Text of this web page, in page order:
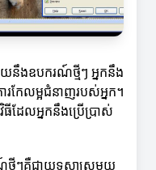
យនឹងឧបករណ៍ថ្មីៗ អ្នកនឹង
រកែលម្អជំនាញរបស់អ្នក។
ធីដែលអ្នកនឹងប្រើប្រាស់
មីៗគឺជាយុទ្ធសាស្ត្រមួយ